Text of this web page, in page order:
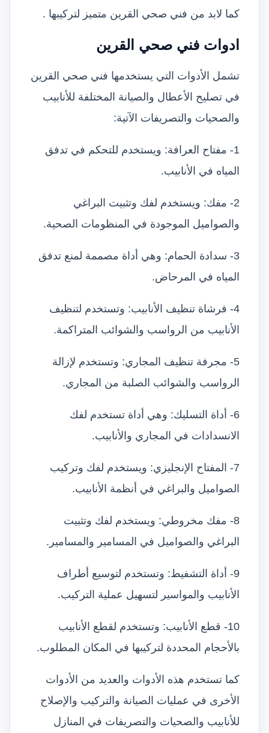
كما لابد من فني صحي القرين متميز لتركيبها .
ادوات فني صحي القرين
تشمل الأدوات التي يستخدمها فني صحي القرين
في تصليح الأعطال والصيانة المختلفة للأنابيب
والصحيات والتصريفات الآتية:
1- مفتاح العرافة: ويستخدم للتحكم في تدفق
المياه في الأنابيب.
2- مفك: ويستخدم لفك وتثبيت البراغي
والصواميل الموجودة في المنظومات الصحية.
3- سدادة الحمام: وهي أداة مصممة لمنع تدفق
المياه في المرحاض.
4- فرشاة تنظيف الأنابيب: وتستخدم لتنظيف
الأنابيب من الرواسب والشوائب المتراكمة.
5- مجرفة تنظيف المجاري: وتستخدم لإزالة
الرواسب والشوائب الصلبة من المجاري.
6- أداة التسليك: وهي أداة تستخدم لفك
الانسدادات في المجاري والأنابيب.
7- المفتاح الإنجليزي: ويستخدم لفك وتركيب
الصواميل والبراغي في أنظمة الأنابيب.
8- مفك مخروطي: ويستخدم لفك وتثبيت
البراغي والصواميل في المسامير والمسامير.
9- أداة التشفيط: وتستخدم لتوسيع أطراف
الأنابيب والمواسير لتسهيل عملية التركيب.
10- قطع الأنابيب: وتستخدم لقطع الأنابيب
بالأحجام المحددة لتركيبها في المكان المطلوب.
كما تستخدم هذه الأدوات والعديد من الأدوات
الأخرى في عمليات الصيانة والتركيب والإصلاح
للأنابيب والصحيات والتصريفات في المنازل